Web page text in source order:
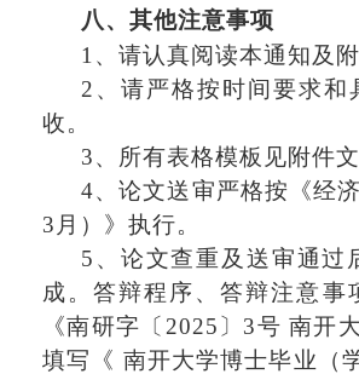
八、其他注意事项
1、请认真阅读本通知及
2、请严格按时间要求和
收。
3、 所有表格模板见附件文
4、论文送审严格按《经
3月）》执行。
5、论文查重及送审通过
成。答辩程序、答辩注意
《南研字〔 2025〕3号 南开
填写《 南开大学博士毕业（